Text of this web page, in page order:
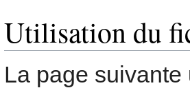
Utilisation du
La page